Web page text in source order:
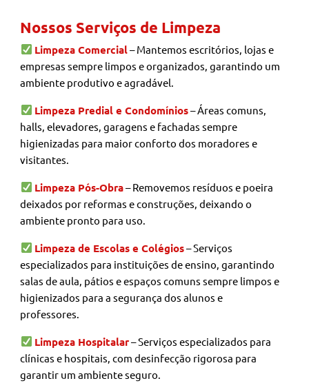
Nossos Serviços de Limpeza
Limpeza Comercial– Mantemos escritórios, lojas e
empresas sempre limpos e organizados, garantindo um
ambiente produtivo e agradável.
Limpeza Predial e Condomínios– Áreas comuns,
halls, elevadores, garagens e fachadas sempre
higienizadas para maior conforto dos moradores e
visitantes.
Limpeza Pós-Obra– Removemos resíduos e poeira
deixados por reformas e construções, deixando o
ambiente pronto para uso.
Limpeza de Escolas e Colégios– Serviços
especializados para instituições de ensino, garantindo
salas de aula, pátios e espaços comuns sempre limpos e
higienizados para a segurança dos alunos e
professores.
Limpeza Hospitalar– Serviços especializados para
clínicas e hospitais, com desinfecção rigorosa para
garantir um ambiente seguro.